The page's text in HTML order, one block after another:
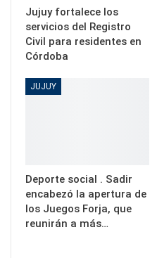
Jujuy fortalece los
servicios del Registro
Civil para residentes en
Córdoba
JUJUY
Deporte social . Sadir
encabezó la apertura de
los Juegos Forja, que
reunirán a más…